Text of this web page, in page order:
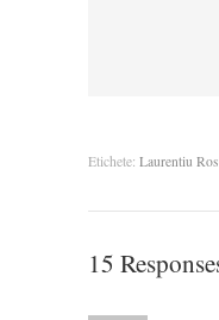
Etichete: Laurentiu
15